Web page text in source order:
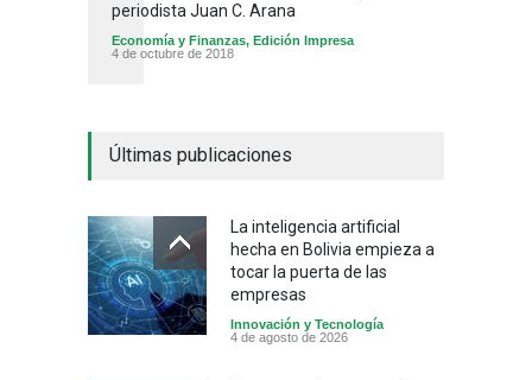
periodista Juan C. Arana
Economía y Finanzas, Edición Impresa
4 de octubre de 2018
Últimas publicaciones
La inteligencia artificial
hecha en Bolivia empieza a
tocar la puerta de las
empresas
Innovación y Tecnología
4 de agosto de 2026